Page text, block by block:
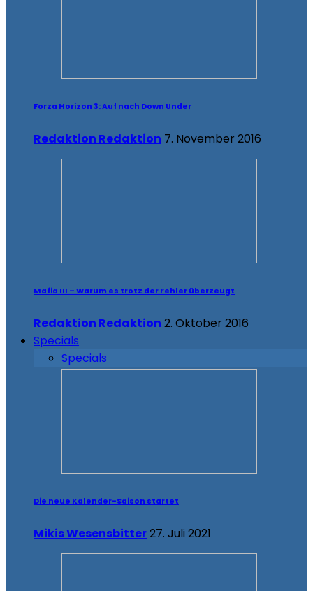
Forza Horizon 3: Auf nach Down Under
Redaktion Redaktion 7. November 2016
Mafia III – Warum es trotz der Fehler überzeugt
Redaktion Redaktion 2. Oktober 2016
Specials
Specials
Die neue Kalender-Saison startet
Mikis Wesensbitter27. Juli 2021